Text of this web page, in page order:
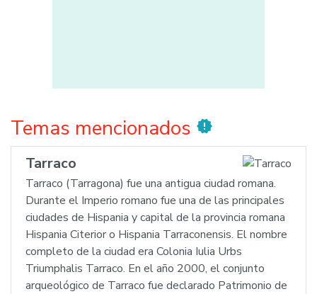
Temas mencionados new_releases
Tarraco
Tarraco (Tarragona) fue una antigua ciudad romana.
Durante el Imperio romano fue una de las principales
ciudades de Hispania y capital de la provincia romana
Hispania Citerior o Hispania Tarraconensis. El nombre
completo de la ciudad era Colonia Iulia Urbs
Triumphalis Tarraco. En el año 2000, el conjunto
arqueológico de Tarraco fue declarado Patrimonio de